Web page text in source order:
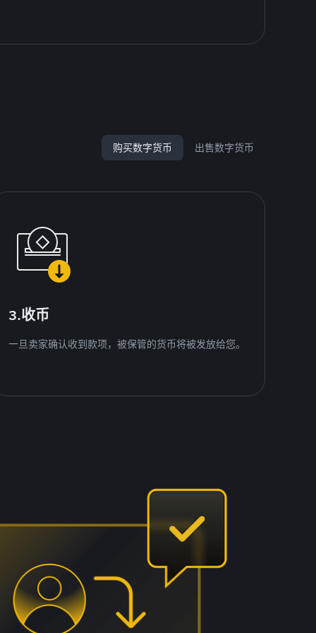
购买数字货币 出售数字货币
3.收币
一旦卖家确认收到款项，被保管的货币将被发放给您。